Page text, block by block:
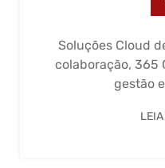
Soluções Cloud
colaboração, 365
gestão